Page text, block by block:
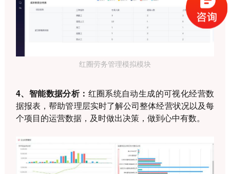
红圈劳务管理模拟模块
4、智能数据分析： 红圈系统自动生成的可视化经营数
据报表，帮助管理层实时了解公司整体经营状况以及每
个项目的运营数据，及时做出决策，做到心中有数。